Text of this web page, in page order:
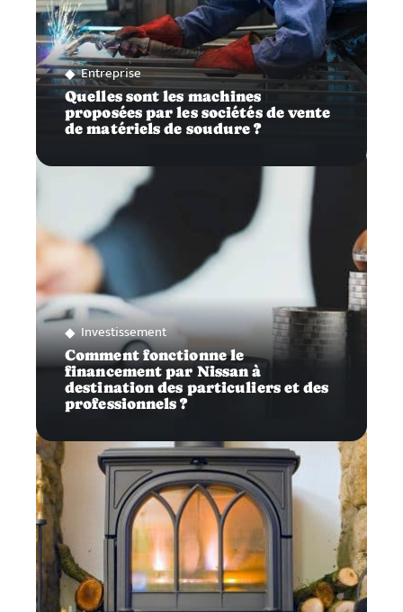
Entreprise
Quelles sont les machines
proposées par les sociétés de vente
de matériels de soudure ?
Investissement
Comment fonctionne le
financement par Nissan à
destination des particuliers et des
professionnels ?